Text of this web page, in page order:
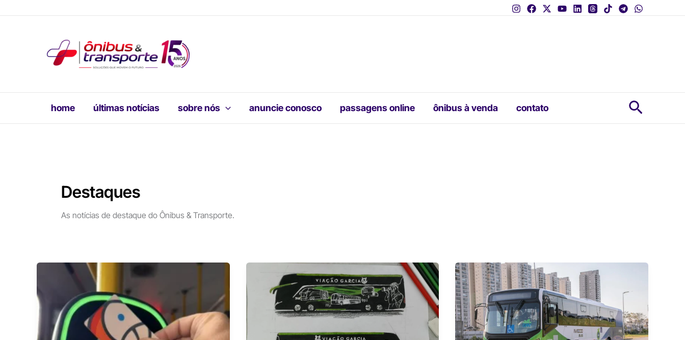
home últimas notícias sobre nós anuncie conosco passagens online ônibus à venda contato
Destaques
As notícias de destaque do Ônibus & Transporte.